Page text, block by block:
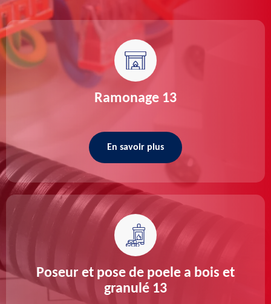
Ramonage 13
En savoir plus
Poseur et pose de poele a bois et
granulé 13